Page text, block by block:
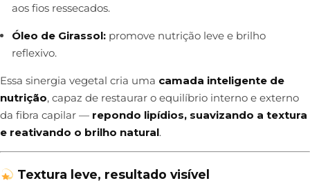
aos fios ressecados.
Óleo de Girassol: promove nutrição leve e brilho
reflexivo.
Essa sinergia vegetal cria uma camada inteligente de
nutrição, capaz de restaurar o equilíbrio interno e externo
da fibra capilar — repondo lipídios, suavizando a textura
e reativando o brilho natural.
Textura leve, resultado visível